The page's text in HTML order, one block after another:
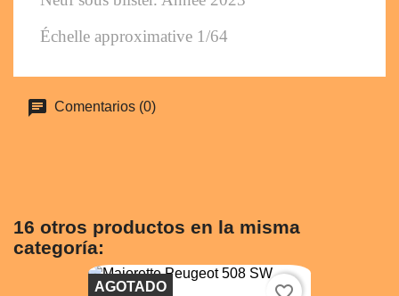
Échelle approximative 1/64
Comentarios (0)
16 otros productos en la misma
categoría:
AGOTADO